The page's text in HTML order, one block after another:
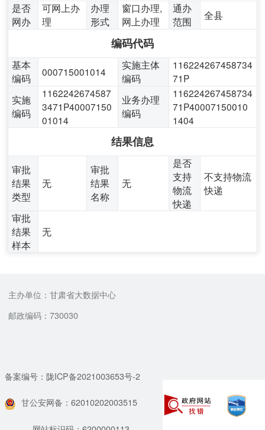
是否
网办
可网上办
理
办理
形式
窗口办理,
网上办理
通办
范围
全县
编码代码
基本
编码
000715001014
实施主体
编码
116224267458734
71P
实施
编码
1162242674587
3471P40007150
01014
业务办理
编码
116224267458734
71P40007150010
1404
结果信息
审批
结果
类型
无
审批
结果
名称
无
是否
支持
物流
快递
不支持物流
快递
审批
结果
样本
无
主办单位：甘肃省大数据中心
邮政编码：730030
备案编号：陇ICP备2021003653号-2
甘公安网备：62010202003515